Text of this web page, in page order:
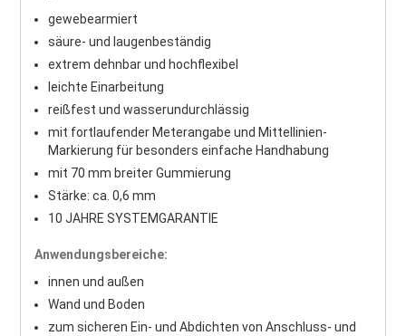
gewebearmiert
säure- und laugenbeständig
extrem dehnbar und hochflexibel
leichte Einarbeitung
reißfest und wasserundurchlässig
mit fortlaufender Meterangabe und Mittellinien-
Markierung für besonders einfache Handhabung
mit 70 mm breiter Gummierung
Stärke: ca. 0,6 mm
10 JAHRE SYSTEMGARANTIE
Anwendungsbereiche:
innen und außen
Wand und Boden
zum sicheren Ein- und Abdichten von Anschluss- und